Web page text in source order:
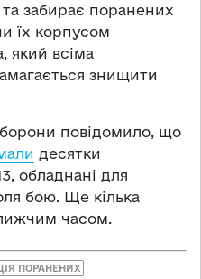
забирає поранених
їх корпусом
який всіма
знищити
повідомило, що
десятки
обладнані для
бою. Ще кілька
часом.
ПОРАНЕНИХ